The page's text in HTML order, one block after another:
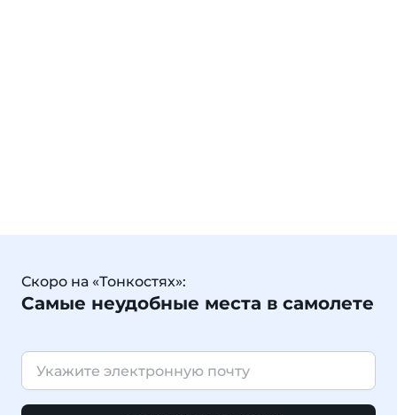
Скоро на «Тонкостях»:
Самые неудобные места в самолете